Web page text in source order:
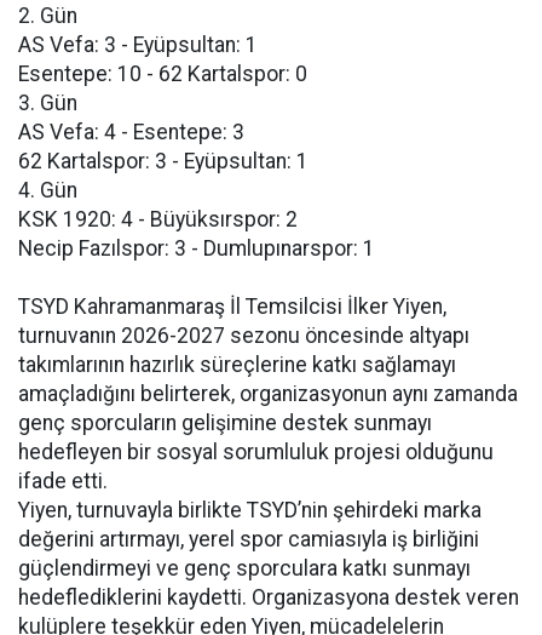
2. Gün
AS Vefa: 3 - Eyüpsultan: 1
Esentepe: 10 - 62 Kartalspor: 0
3. Gün
AS Vefa: 4 - Esentepe: 3
62 Kartalspor: 3 - Eyüpsultan: 1
4. Gün
KSK 1920: 4 - Büyüksırspor: 2
Necip Fazılspor: 3 - Dumlupınarspor: 1
TSYD Kahramanmaraş İl Temsilcisi İlker Yiyen,
turnuvanın 2026-2027 sezonu öncesinde altyapı
takımlarının hazırlık süreçlerine katkı sağlamayı
amaçladığını belirterek, organizasyonun aynı zamanda
genç sporcuların gelişimine destek sunmayı
hedefleyen bir sosyal sorumluluk projesi olduğunu
ifade etti.
Yiyen, turnuvayla birlikte TSYD’nin şehirdeki marka
değerini artırmayı, yerel spor camiasıyla iş birliğini
güçlendirmeyi ve genç sporculara katkı sunmayı
hedeflediklerini kaydetti. Organizasyona destek veren
kulüplere teşekkür eden Yiyen, mücadelelerin